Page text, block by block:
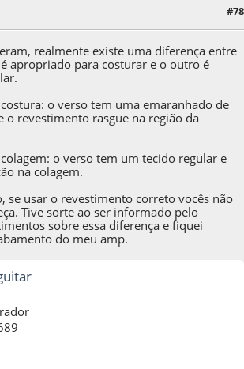
#78
realmente existe uma diferença entre
apropriado para costurar e o outro é
o verso tem uma emaranhado de
o revestimento rasgue na região da
o verso tem um tecido regular e
na colagem.
se usar o revestimento correto vocês não
Tive sorte ao ser informado pelo
sobre essa diferença e fiquei
do meu amp.